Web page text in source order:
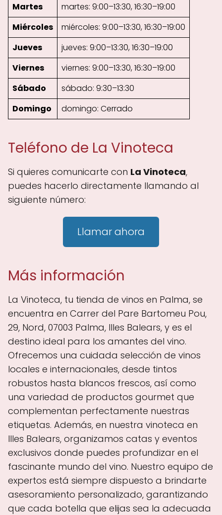
Martes
martes: 9:00–13:30, 16:30–19:00
Miércoles
miércoles: 9:00–13:30, 16:30–19:00
Jueves
jueves: 9:00–13:30, 16:30–19:00
Viernes
viernes: 9:00–13:30, 16:30–19:00
Sábado
sábado: 9:30–13:30
Domingo
domingo: Cerrado
Teléfono de La Vinoteca
Si quieres comunicarte con La Vinoteca,
puedes hacerlo directamente llamando al
siguiente número:
Llamar ahora
Más información
La Vinoteca, tu tienda de vinos en Palma, se
encuentra en Carrer del Pare Bartomeu Pou,
29, Nord, 07003 Palma, Illes Balears, y es el
destino ideal para los amantes del vino.
Ofrecemos una cuidada selección de vinos
locales e internacionales, desde tintos
robustos hasta blancos frescos, así como
una variedad de productos gourmet que
complementan perfectamente nuestras
etiquetas. Además, en nuestra vinoteca en
Illes Balears, organizamos catas y eventos
exclusivos donde puedes profundizar en el
fascinante mundo del vino. Nuestro equipo de
expertos está siempre dispuesto a brindarte
asesoramiento personalizado, garantizando
que cada botella que elijas sea la adecuada